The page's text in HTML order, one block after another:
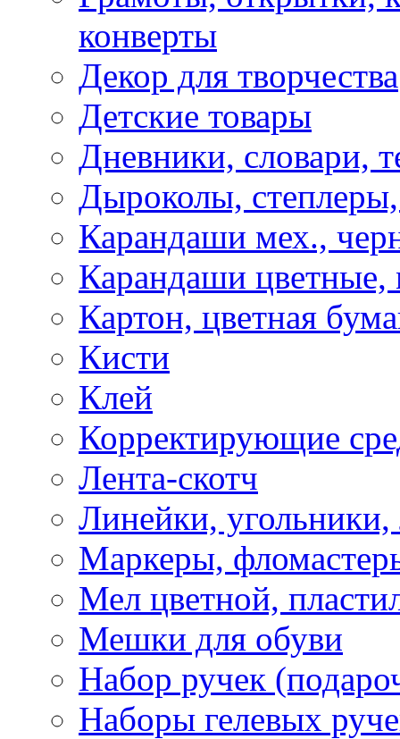
конверты
Декор для творчества
Детские товары
Дневники, словари,
Дыроколы,
Карандаши мех.,
Карандаши цветные,
Картон, цветная
Кисти
Клей
Корректирующие
Лента-скотч
Линейки, угольники,
Маркеры,
Мел цветной,
Мешки для обуви
Набор ручек
Наборы гелевых